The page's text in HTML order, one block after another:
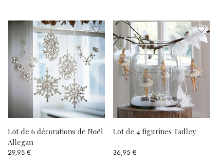
Lot de 6 décorations de Noël
Allegan
29,95 €
Lot de 4 figurines Tadley
36,95 €